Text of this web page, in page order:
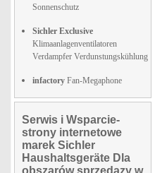
Sonnenschutz
Sichler Exclusive
Klimaanlagenventilatoren
Verdampfer Verdunstungskühlung
infactory Fan-Megaphone
Serwis i Wsparcie-
strony internetowe
marek Sichler
Haushaltsgeräte Dla
obszarów sprzedazy w